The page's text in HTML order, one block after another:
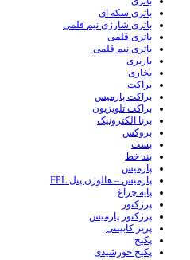
باتری سکه ای
باتری شارژی نیم قلمی
باتری قلمی
باتری نیم قلمی
باربری
بخاری
براکت
براکت پارمیس
براکت تلویزیون
برنا الکترونیک
بروکس
بست
بند خط
پارمیس
پارمیس – هالوژن پنل FPL
پایه چراغ
پرژکتور
پرژکتور پارمیس
پریز کابینتی
پکیج
پکیج خورشیدی